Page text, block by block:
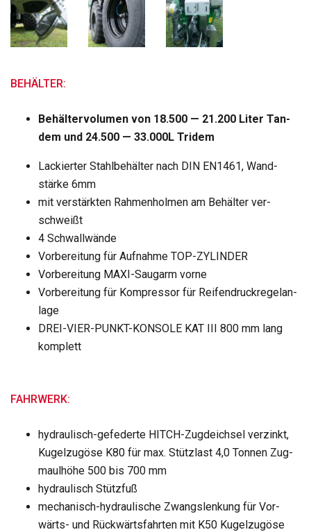
BEHÄLTER:
Behäl­ter­vo­lu­men von 18.500 — 21.200 Liter Tan­
dem und 24.500 — 33.000L Tri­dem
Lackier­ter Stahl­be­häl­ter nach DIN EN1461, Wand­
stärke 6mm
mit ver­stärk­ten Rah­men­hol­men am Behäl­ter ver­
schweißt
4 Schwall­wände
Vor­be­rei­tung für Auf­nahme TOP-ZYLINDER
Vor­be­rei­tung MAXI-Saug­arm vorne
Vor­be­rei­tung für Kom­pres­sor für Rei­fen­druck­re­gel­an­
lage
DREI-VIER-PUNKT-KONSOLE KAT III 800 mm lang
kom­plett
FAHRWERK:
hydrau­lisch-gefe­derte HITCH-Zug­deich­sel ver­zinkt,
Kugel­zugöse K80 für max. Stütz­last 4,0 Ton­nen Zug­
maul­höhe 500 bis 700 mm
hydrau­lisch Stütz­fuß
mecha­nisch-hydrau­li­sche Zwangs­len­kung für Vor­
wärts- und Rück­wärts­fahr­ten mit K50 Kugel­zugöse